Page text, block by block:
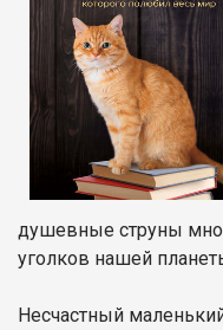
душевные струны
уголков нашей
Несчастный